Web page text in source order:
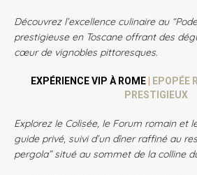
Découvrez l’excellence culinaire au
prestigieuse en Toscane offrant des
cœur de vignobles pittoresques.
EXPÉRIENCE VIP À ROME
EPOPÉE
PRESTIGIEUX
Explorez le Colisée, le Forum romain et
guide privé, suivi d’un dîner raffiné au
pergola” situé au sommet de la colline